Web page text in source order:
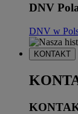
DNV
DNV w
KONTAKT